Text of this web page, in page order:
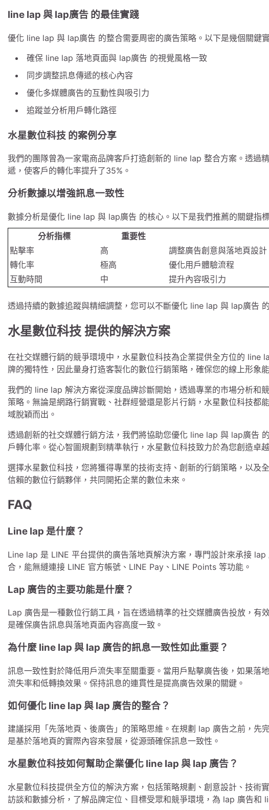
line lap 與 lap廣告 的最佳實踐
優化 line lap 與 lap廣告 的整合需要周密的廣告策略。以下是幾個關鍵實
確保 line lap 落地頁面與 lap廣告 的視覺風格一致
同步調整訊息傳遞的核心內容
優化多媒體廣告的互動性與吸引力
追蹤並分析用戶轉化路徑
水星數位科技 的案例分享
我們的團隊曾為一家電商品牌客戶打造創新的 line lap 整合方案。透過
遞，使客戶的轉化率提升了35%。
分析數據以增強訊息一致性
數據分析是優化 line lap 與 lap廣告 的核心。以下是我們推薦的關鍵指標
分析指標
重要性
點擊率
高
調整廣告創意與落地頁設計
轉化率
極高
優化用戶體驗流程
互動時間
中 提升內容吸引力
透過持續的數據追蹤與精細調整，您可以不斷優化 line lap 與 lap廣告
水星數位科技 提供的解決方案
在社交媒體行銷的競爭環境中，水星數位科技為企業提供全方位的 line
牌的獨特性，因此量身打造客製化的數位行銷策略，確保您的線上形象
我們的 line lap 解決方案從深度品牌診斷開始，透過專業的市場分析和
策略。無論是網路行銷實戰、社群經營還是影片行銷，水星數位科技都
域脫穎而出。
透過創新的社交媒體行銷方法，我們將協助您優化 line lap 與 lap廣告
戶轉化率。從心智圖規劃到精準執行，水星數位科技致力於為您創造卓
選擇水星數位科技，您將獲得專業的技術支持、創新的行銷策略，以及
信賴的數位行銷夥伴，共同開拓企業的數位未來。
FAQ
Line lap 是什麼？
Line lap 是 LINE 平台提供的廣告落地頁解決方案，專門設計來承接
合，能無縫連接 LINE 官方帳號、LINE Pay、LINE Points 等功能。
Lap 廣告的主要功能是什麼？
Lap 廣告是一種數位行銷工具，旨在透過精準的社交媒體廣告投放，有
是確保廣告訊息與落地頁面內容高度一致。
為什麼 line lap 與 lap 廣告的訊息一致性如此重要？
訊息一致性對於降低用戶流失率至關重要。當用戶點擊廣告後，如果落
流失率和低轉換效果。保持訊息的連貫性是提高廣告效果的關鍵。
如何優化 line lap 與 lap 廣告的整合？
建議採用「先落地頁、後廣告」的策略思維。在規劃 lap 廣告之前，先
是基於落地頁的實際內容來發展，從源頭確保訊息一致性。
水星數位科技如何幫助企業優化 line lap 與 lap 廣告？
水星數位科技提供全方位的解決方案，包括策略規劃、創意設計、技術
訪談和數據分析，了解品牌定位、目標受眾和競爭環境，為 lap 廣告和